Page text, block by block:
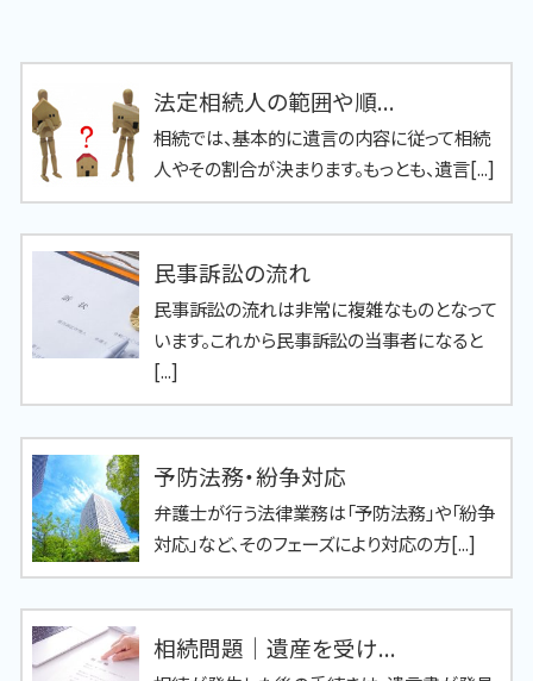
法定相続人の範囲や順...
相続では、基本的に遺言の内容に従って相続
人やその割合が決まります。もっとも、遺言[...]
民事訴訟の流れ
民事訴訟の流れは非常に複雑なものとなって
います。これから民事訴訟の当事者になると
[...]
予防法務・紛争対応
弁護士が行う法律業務は「予防法務」や「紛争
対応」など、そのフェーズにより対応の方[...]
相続問題｜遺産を受け...